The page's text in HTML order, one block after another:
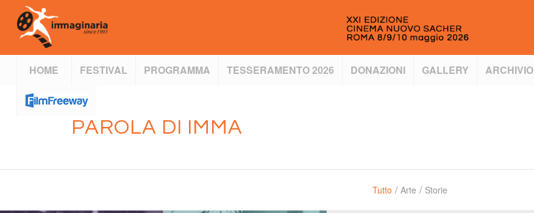
HOME FESTIVAL PROGRAMMA TESSERAMENTO 2026 DONAZIONI GALLERY ARCHIVIO
PAROLA DI IMMA
Tutto / Arte / Storie